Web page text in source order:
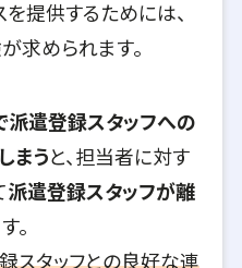
提供するためには、
求められます。
遣登録スタッフへの
まうと、担当者に対す
派遣登録スタッフが離
。
スタッフとの良好な連